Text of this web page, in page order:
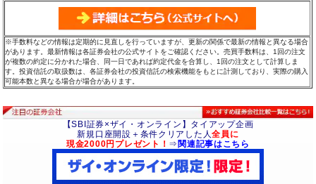
※手数料などの情報は定期的に見直しを行っていますが、更新の関係で最新の情報と異なる場合
があります。最新情報は各証券会社の公式サイトをご確認ください。売買手数料は、1回の注文
が複数の約定に分かれた場合、同一日であれば約定代金を合算し、1回の注文として計算しま
す。投資信託の取扱数は、各証券会社の投資信託の検索機能をもとに計測しており、実際の購入
可能本数と異なる場合が場合があります。
【SBI証券×ザイ・オンライン】タイアップ企画
新規口座開設＋条件クリアした人全員に
現金2000円プレゼント！ ⇒ 関連記事はこちら